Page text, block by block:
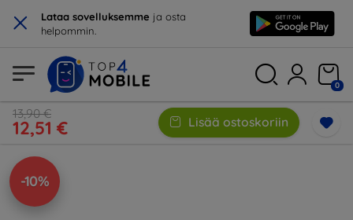
× Lataa sovelluksemme ja osta
helpommin.
0
13,90 €
12,51 € Lisää ostoskoriin
-10%